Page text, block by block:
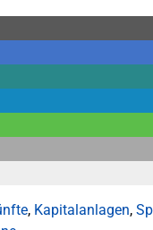
, Kapitalanlagen,